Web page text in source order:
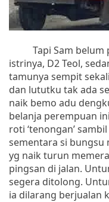
Tapi Sam belum
istrinya, D2 Teol,
tamunya sempit
dan lututku tak ada
naik bemo adu
belanja perempuan
roti ‘tenongan’
sementara si bungsu
yg naik turun
pingsan di jalan.
segera ditolong.
ia dilarang berjualan